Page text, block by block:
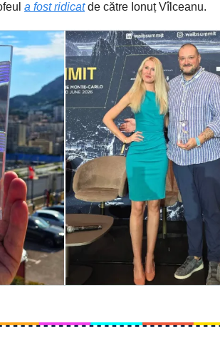
a fost ridicatde către Ionuț Vîlceanu.